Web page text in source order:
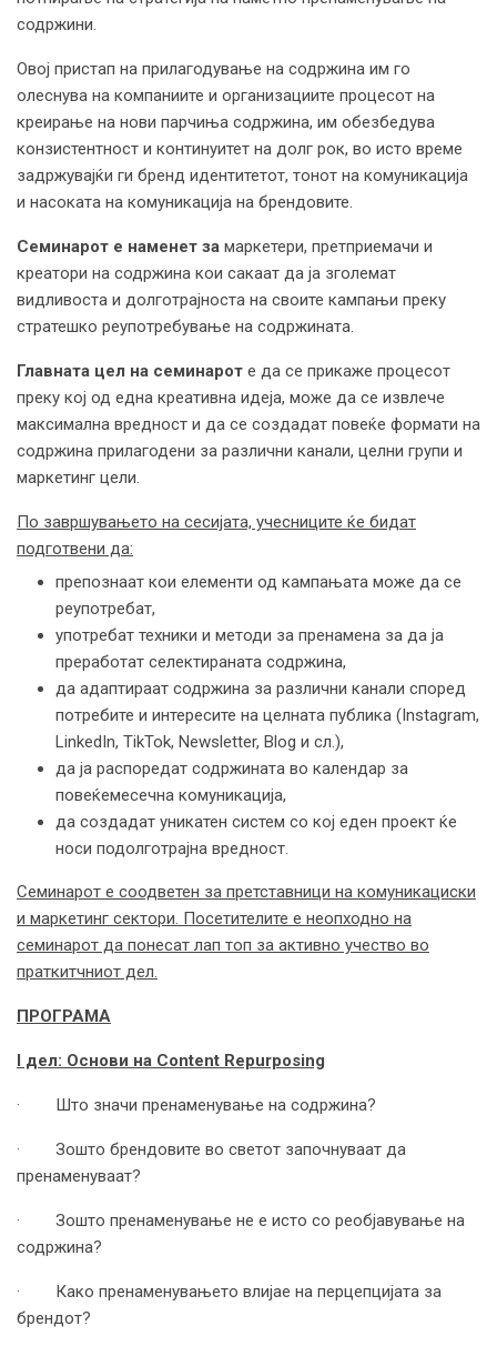
содржини.
Овој пристап на прилагодување на содржина им го
олеснува на компаниите и организациите процесот на
креирање на нови парчиња содржина, им обезбедува
конзистентност и континуитет на долг рок, во исто време
задржувајќи ги бренд идентитетот, тонот на комуникација
и насоката на комуникација на брендовите.
Семинарот е наменет за маркетери, претприемачи и
креатори на содржина кои сакаат да ја зголемат
видливоста и долготрајноста на своите кампањи преку
стратешко реупотребување на содржината.
Главната цел на семинарот е да се прикаже процесот
преку кој од една креативна идеја, може да се извлече
максимална вредност и да се создадат повеќе формати на
содржина прилагодени за различни канали, целни групи и
маркетинг цели.
По завршувањето на сесијата, учесниците ќе бидат
подготвени да:
препознаат кои елементи од кампањата може да се
реупотребат,
употребат техники и методи за пренамена за да ја
преработат селектираната содржина,
да адаптираат содржина за различни канали според
потребите и интересите на целната публика (Instagram,
LinkedIn, TikTok, Newsletter, Blog и сл.),
да ја распоредат содржината во календар за
повеќемесечна комуникација,
да создадат уникатен систем со кој еден проект ќе
носи подолготрајна вредност.
Семинарот е соодветен за претставници на комуникациски
и маркетинг сектори. Посетителите е неопходно на
семинарот да понесат лап топ за активно учество во
праткитчниот дел.
ПРОГРАМА
I дел: Основи на Content Repurposing
· Што значи пренаменување на содржина?
· Зошто брендовите во светот започнуваат да
пренаменуваат?
· Зошто пренаменување не е исто со реобјавување на
содржина?
· Како пренаменувањето влијае на перцепцијата за
брендот?